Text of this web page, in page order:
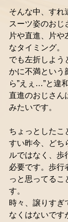
そんな中、すれ
スーツ姿のおじ
片や直進、片や
なタイミング。
でも左折しよう
かに不満という
ら”えぇ…”と違
直進のおじさん
みたいです。
ちょっとしたこ
すい昨今、どち
ルではなく、歩
必要です。歩行
っと思ってるこ
す。
時々、譲りすぎ
なくはないです